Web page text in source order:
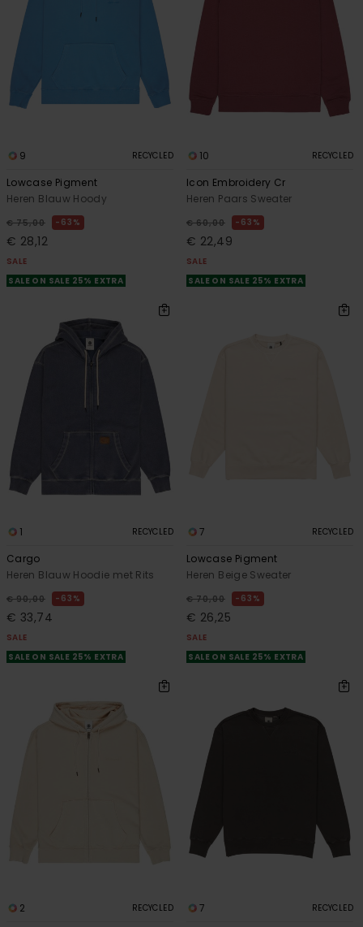
9 RECYCLED
Lowcase Pigment
Heren Blauw Hoody
€ 75,00 63%
€ 28,12
SALE
SALE ON SALE 25% EXTRA
10 RECYCLED
Icon Embroidery Cr
Heren Paars Sweater
€ 60,00 63%
€ 22,49
SALE
SALE ON SALE 25% EXTRA
1 RECYCLED
Cargo
Heren Blauw Hoodie met Rits
€ 90,00 63%
€ 33,74
SALE
SALE ON SALE 25% EXTRA
7 RECYCLED
Lowcase Pigment
Heren Beige Sweater
€ 70,00 63%
€ 26,25
SALE
SALE ON SALE 25% EXTRA
2 RECYCLED 7 RECYCLED